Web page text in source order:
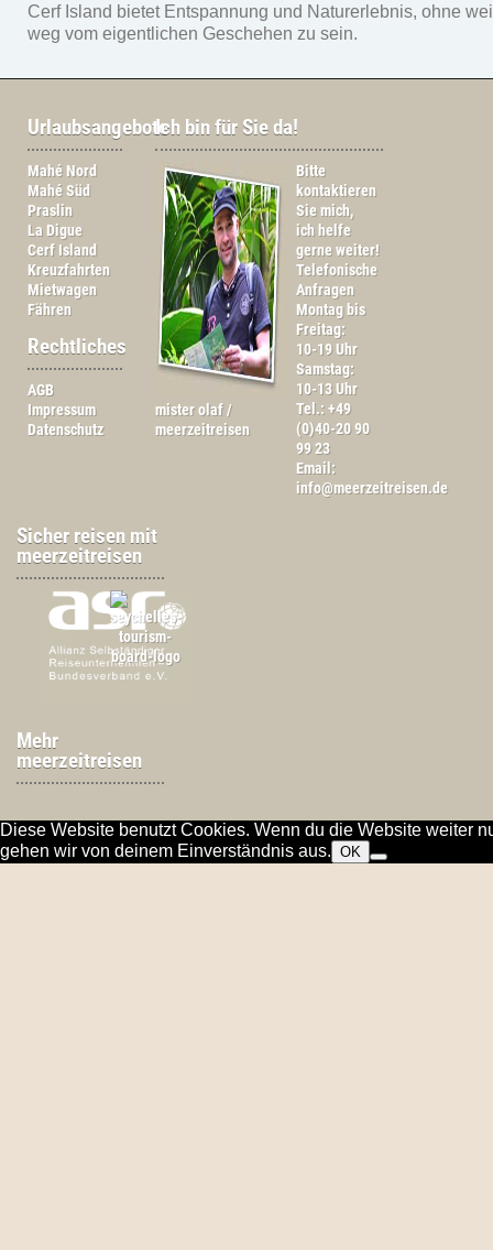
Cerf Island bietet Entspannung und Naturerlebnis, ohne
weg vom eigentlichen Geschehen zu sein.
Urlaubsangebote
Mahé Nord
Mahé Süd
Praslin
La Digue
Cerf Island
Kreuzfahrten
Mietwagen
Fähren
Rechtliches
AGB
Impressum
Datenschutz
Ich bin für Sie da!
mister olaf /
meerzeitreisen
Bitte
kontaktieren
Sie mich,
ich helfe
gerne weiter!
Telefonische
Anfragen
Montag bis
Freitag:
10-19 Uhr
Samstag:
10-13 Uhr
Tel.: +49
(0)40-20 90
99 23
Email:
info@meerzeitreisen.de
Sicher reisen mit
meerzeitreisen
Mehr
meerzeitreisen
Diese Website benutzt Cookies. Wenn du die Website weiter
gehen wir von deinem Einverständnis aus. OK